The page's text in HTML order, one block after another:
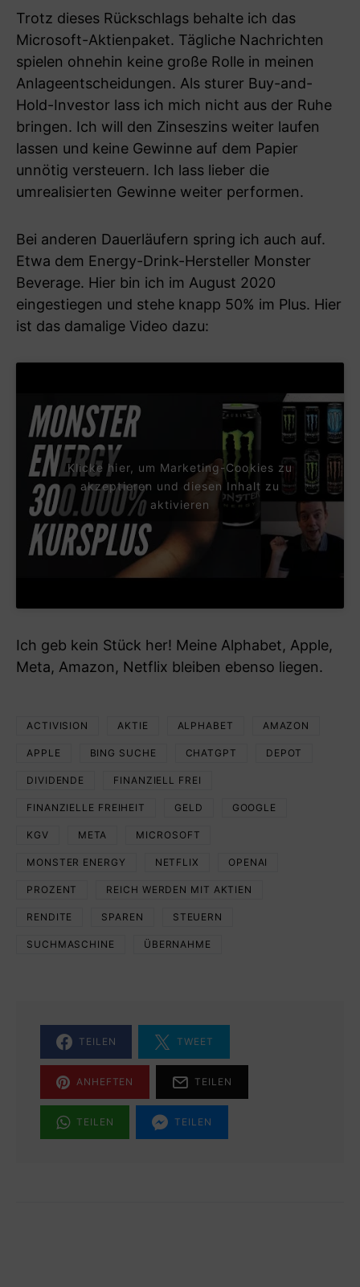
Trotz dieses Rückschlags behalte ich das
Microsoft-Aktienpaket. Tägliche Nachrichten
spielen ohnehin keine große Rolle in meinen
Anlageentscheidungen. Als sturer Buy-and-
Hold-Investor lass ich mich nicht aus der Ruhe
bringen. Ich will den Zinseszins weiter laufen
lassen und keine Gewinne auf dem Papier
unnötig versteuern. Ich lass lieber die
umrealisierten Gewinne weiter performen.
Bei anderen Dauerläufern spring ich auch auf.
Etwa dem Energy-Drink-Hersteller Monster
Beverage. Hier bin ich im August 2020
eingestiegen und stehe knapp 50% im Plus. Hier
ist das damalige Video dazu:
Klicke hier, um Marketing-Cookies zu
akzeptieren und diesen Inhalt zu
aktivieren
Ich geb kein Stück her! Meine Alphabet, Apple,
Meta, Amazon, Netflix bleiben ebenso liegen.
ACTIVISION AKTIE ALPHABET AMAZON
APPLE BING SUCHE CHATGPT DEPOT
DIVIDENDE FINANZIELL FREI
FINANZIELLE FREIHEIT GELD GOOGLE
KGV META MICROSOFT
MONSTER ENERGY NETFLIX OPENAI
PROZENT REICH WERDEN MIT AKTIEN
RENDITE SPAREN STEUERN
SUCHMASCHINE ÜBERNAHME
TEILEN TWEET
ANHEFTEN TEILEN
TEILEN TEILEN